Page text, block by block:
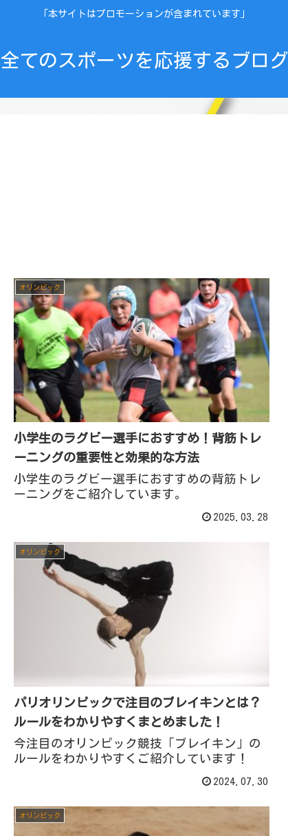
「本サイトはプロモーションが含まれています」
全てのスポーツを応援するブログ
オリンピック
小学生のラグビー選手におすすめ！背筋トレ
ーニングの重要性と効果的な方法
小学生のラグビー選手におすすめの背筋トレ
ーニングをご紹介しています。
2025.03.28
オリンピック
パリオリンピックで注目のブレイキンとは？
ルールをわかりやすくまとめました！
今注目のオリンピック競技「ブレイキン」の
ルールをわかりやすくご紹介しています！
2024.07.30
オリンピック